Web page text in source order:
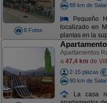
8 Fotos
88 km de
Pequeño
localizado en
plantas en la
Apartamentos
a 47,4 km de
2-15 plazas
90 km de
La casa